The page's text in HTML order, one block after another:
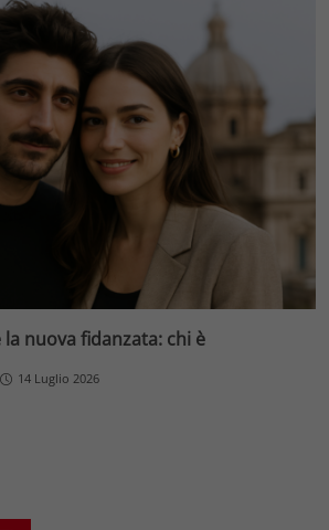
nuova fidanzata: chi è
14 Luglio 2026